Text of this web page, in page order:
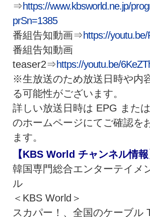
⇒ https://www.kbsworld.ne.jp/
prSn=1385
番組告知動画⇒ https://
番組告知動画
teaser2⇒ https://youtu.be/
※生放送のため放送日時や内
る可能性がございます。
詳しい放送日時は EPG また
のホームページにてご確認を
ます。
【KBS World チャンネル情報
韓国専門総合エンターテイメ
ル
＜KBS World＞
スカパー！、全国のケーブル